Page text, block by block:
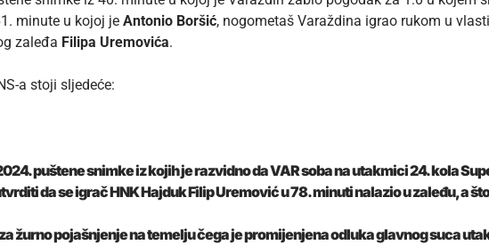
minute u kojoj je Antonio Boršić, nogometaš Varaždina igrao rukom u
zaleđa Filipa Uremovića.
a stoji sljedeće:
puštene snimke iz kojih je razvidno da VAR soba na utakmici 24. kola
da se igrač HNK Hajduk Filip Uremović u 78. minuti nalazio u zaleđu, a
žurno pojašnjenje na temelju čega je promijenjena odluka glavnog suca